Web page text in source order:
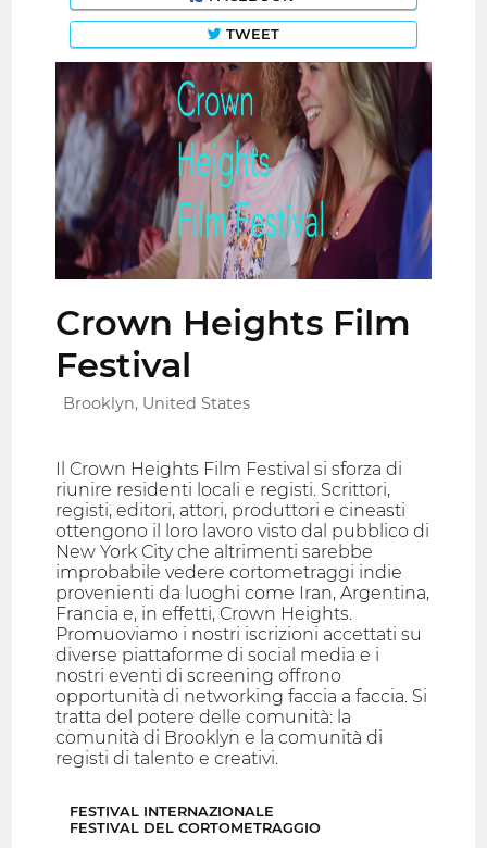
TWEET
Crown Heights Film
Festival
Brooklyn, United States
Il Crown Heights Film Festival si sforza di
riunire residenti locali e registi. Scrittori,
registi, editori, attori, produttori e cineasti
ottengono il loro lavoro visto dal pubblico di
New York City che altrimenti sarebbe
improbabile vedere cortometraggi indie
provenienti da luoghi come Iran, Argentina,
Francia e, in effetti, Crown Heights.
Promuoviamo i nostri iscrizioni accettati su
diverse piattaforme di social media e i
nostri eventi di screening offrono
opportunità di networking faccia a faccia. Si
tratta del potere delle comunità: la
comunità di Brooklyn e la comunità di
registi di talento e creativi.
FESTIVAL INTERNAZIONALE
FESTIVAL DEL CORTOMETRAGGIO